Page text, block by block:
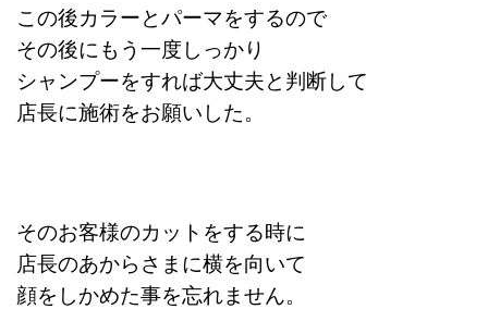
この後カラーとパーマをするので
その後にもう一度しっかり
シャンプーをすれば大丈夫と判断して
店長に施術をお願いした。
そのお客様のカットをする時に
店長のあからさまに横を向いて
顔をしかめた事を忘れません。